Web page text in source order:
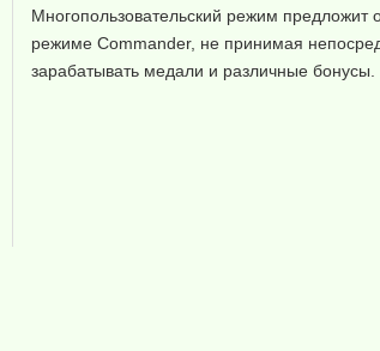
Многопользовательский режим предложит
режиме Commander, не принимая
зарабатывать медали и различные бонусы.